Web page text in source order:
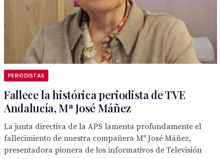
PERIODISTAS
Fallece la histórica periodista de TVE
Andalucía, Mª José Máñez
La junta directiva de la APS lamenta profundamente el
fallecimiento de nuestra compañera Mª José Máñez,
presentadora pionera de los informativos de Televisión